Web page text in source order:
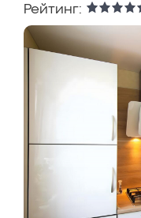
Рейтинг: